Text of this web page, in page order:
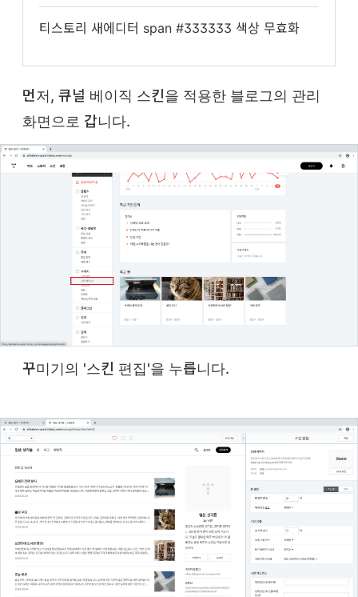
티스토리 새에디터 span #333333 색상 무효화
먼저, 큐널 베이직 스킨을 적용한 블로그의 관리
화면으로 갑니다.
꾸미기의 '스킨 편집'을 누릅니다.